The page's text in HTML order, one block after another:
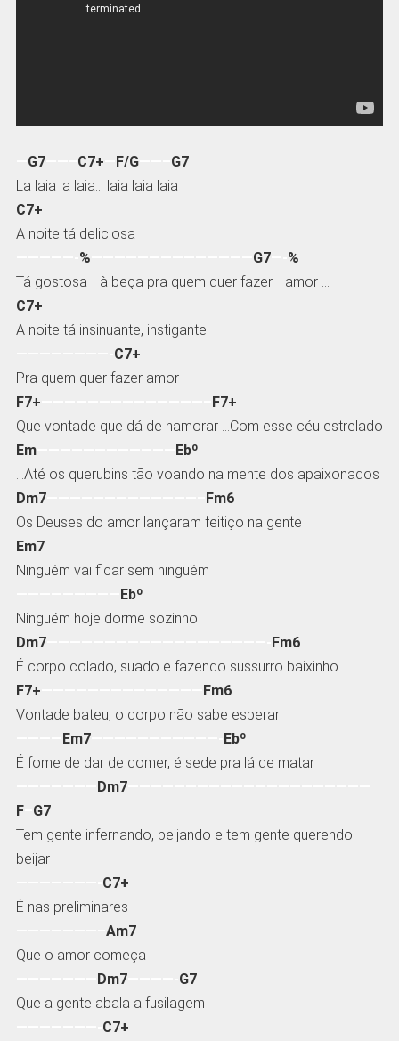
G7——– C7+ F/G——– G7
La laia la laia… laia laia laia
C7+
A noite tá deliciosa
% G7—- %
Tá gostosa
à beça pra quem quer fazer
amor …
C7+
A noite tá insinuante, instigante
C7+
Pra quem quer fazer amor
F7+
F7+
Que vontade que dá de namorar …Com esse céu estrelado
Em———————————— Ebº
…Até os querubins tão voando na mente dos apaixonados
Dm7—————————————– Fm6
Os Deuses do amor lançaram feitiço na gente
Em7
Ninguém vai ficar sem ninguém
Ebº
Ninguém hoje dorme sozinho
Dm7———————————————————- Fm6
É corpo colado, suado e fazendo sussurro baixinho
F7+
Fm6
Vontade bateu, o corpo não sabe esperar
Em7———————————- Ebº
É fome de dar de comer, é sede pra lá de matar
Dm7—————————————————————
F– G7
Tem gente infernando, beijando e tem gente querendo
beijar
C7+
É nas preliminares
Am7
Que o amor começa
Dm7————- G7
Que a gente abala a fusilagem
C7+